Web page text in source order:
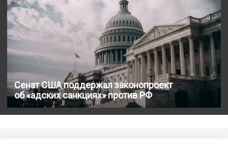
Сенат США поддержал законопроект
об «адских санкциях» против РФ